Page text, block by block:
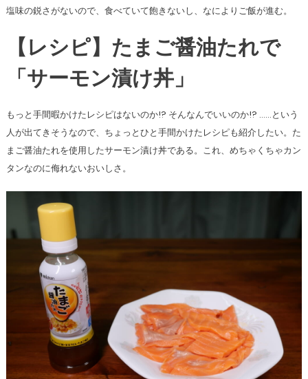
塩味の鋭さがないので、食べていて飽きないし、なによりご飯が進む。
【レシピ】たまご醤油たれで
「サーモン漬け丼」
もっと手間暇かけたレシピはないのか!? そんなんでいいのか!? ……という
人が出てきそうなので、ちょっとひと手間かけたレシピも紹介したい。た
まご醤油たれを使用したサーモン漬け丼である。これ、めちゃくちゃカン
タンなのに侮れないおいしさ。